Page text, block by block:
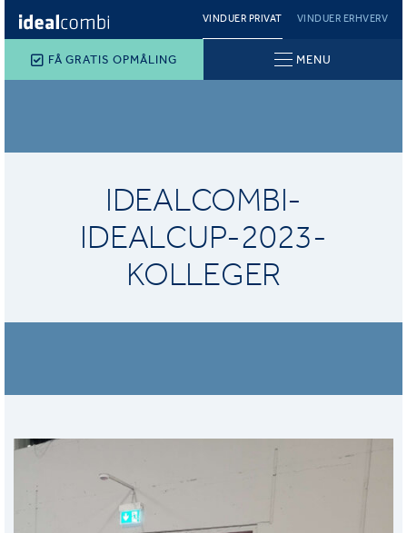
VINDUER PRIVAT VINDUER ERHVERV
FÅ GRATIS OPMÅLING MENU
IDEALCOMBI-
IDEALCUP-2023-
KOLLEGER